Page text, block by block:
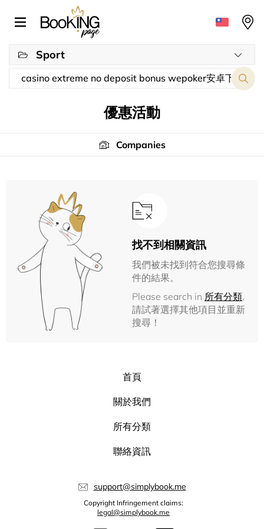
Sport
優惠活動
Companies
找不到相關資訊
我們被未找到符合您搜尋條
件的結果。
Please search in 所有分類,
請試著選擇其他項目並重新
搜尋！
首頁
關於我們
所有分類
聯絡資訊
support@simplybook.me
Copyright Infringement claims:
legal@simplybook.me